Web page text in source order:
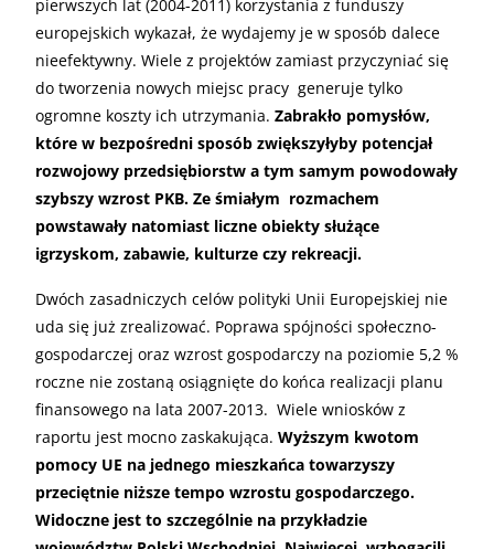
pierwszych lat (2004-2011) korzystania z funduszy
europejskich wykazał, że wydajemy je w sposób dalece
nieefektywny. Wiele z projektów zamiast przyczyniać się
do tworzenia nowych miejsc pracy generuje tylko
ogromne koszty ich utrzymania. Zabrakło pomysłów,
które w bezpośredni sposób zwiększyłyby potencjał
rozwojowy przedsiębiorstw a tym samym powodowały
szybszy wzrost PKB. Ze śmiałym rozmachem
powstawały natomiast liczne obiekty służące
igrzyskom, zabawie, kulturze czy rekreacji.
Dwóch zasadniczych celów polityki Unii Europejskiej nie
uda się już zrealizować. Poprawa spójności społeczno-
gospodarczej oraz wzrost gospodarczy na poziomie 5,2 %
roczne nie zostaną osiągnięte do końca realizacji planu
finansowego na lata 2007-2013. Wiele wniosków z
raportu jest mocno zaskakująca. Wyższym kwotom
pomocy UE na jednego mieszkańca towarzyszy
przeciętnie niższe tempo wzrostu gospodarczego.
Widoczne jest to szczególnie na przykładzie